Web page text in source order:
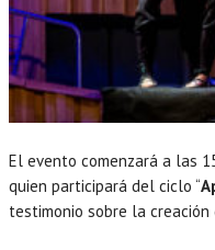
El evento comenzará a las
quien participará del ciclo “
testimonio sobre la